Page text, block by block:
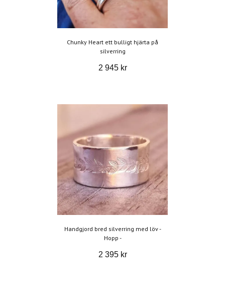
Chunky Heart ett bulligt hjärta på
silverring
2 945 kr
Handgjord bred silverring med löv -
Hopp -
2 395 kr